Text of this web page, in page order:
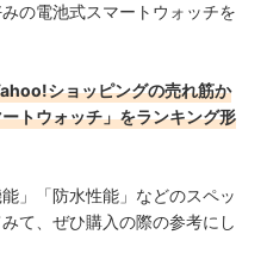
の電池式スマートウォッチを
ショッピングの売れ筋か
トウォッチ」をランキング形
」「防水性能」などのスペッ
て、ぜひ購入の際の参考にし